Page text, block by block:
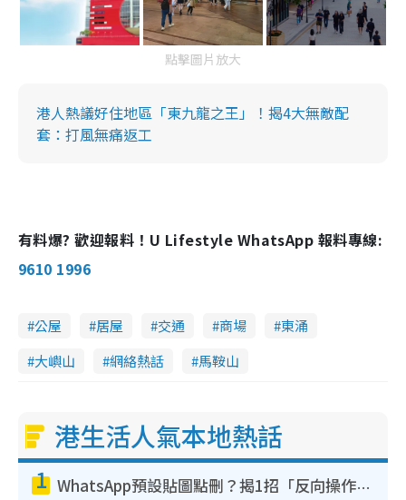
點擊圖片放大
港人熱議好住地區「東九龍之王」！揭4大無敵配
套：打風無痛返工
有料爆? 歡迎報料！U Lifestyle WhatsApp 報料專線:
9610 1996
公屋 居屋 交通 商場
東涌
大嶼山
網絡熱話 馬鞍山
港生活人氣本地熱話
1 WhatsApp預設貼圖點刪？揭1招「反向操作」還原簡潔介面 附3步實測教學